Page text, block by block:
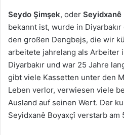
Seydo Şimşek, oder Seyidxanê
bekannt ist, wurde in
den großen Dengbejs, die wir
arbeitete jahrelang als Arbeiter
Diyarbakır und war 25 Jahre
gibt viele Kassetten unter den
Leben verlor, verwiesen viele
Ausland auf seinen Wert. Der
Seyidxanê Boyaxçî verstarb am